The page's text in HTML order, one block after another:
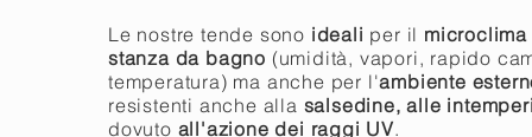
Le nostre tende sono ideali per il microclima
stanza da bagno (umidità, vapori, rapido
temperatura) ma anche per l'ambiente
resistenti anche alla salsedine, alle
dovuto all'azione dei raggi UV.